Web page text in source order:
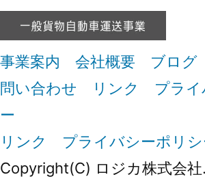
事業案内 会社概要 ブログ
問い合わせ
リンク
プラ
ー
リンク
プライバシーポリシ
Copyright(C) ロジカ株式会